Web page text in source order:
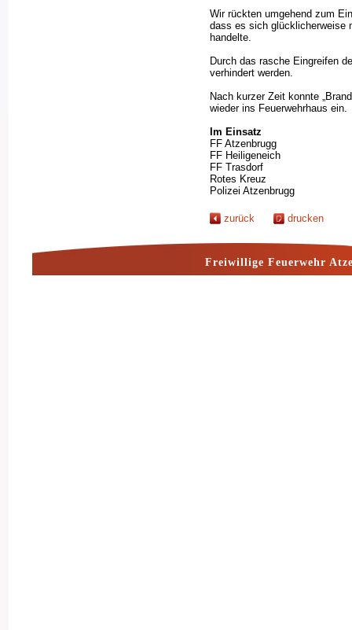
Wir rückten umgehend zum
dass es sich glücklicherweise
handelte.
Durch das rasche Eingreifen
verhindert werden.
Nach kurzer Zeit konnte
wieder ins Feuerwehrhaus ein.
Im Einsatz
FF Atzenbrugg
FF Heiligeneich
FF Trasdorf
Rotes Kreuz
Polizei Atzenbrugg
zurück drucken
Freiwillige Feuerwehr